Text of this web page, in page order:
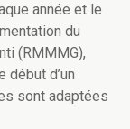
année et le
du
(RMMMG),
début d’un
sont adaptées